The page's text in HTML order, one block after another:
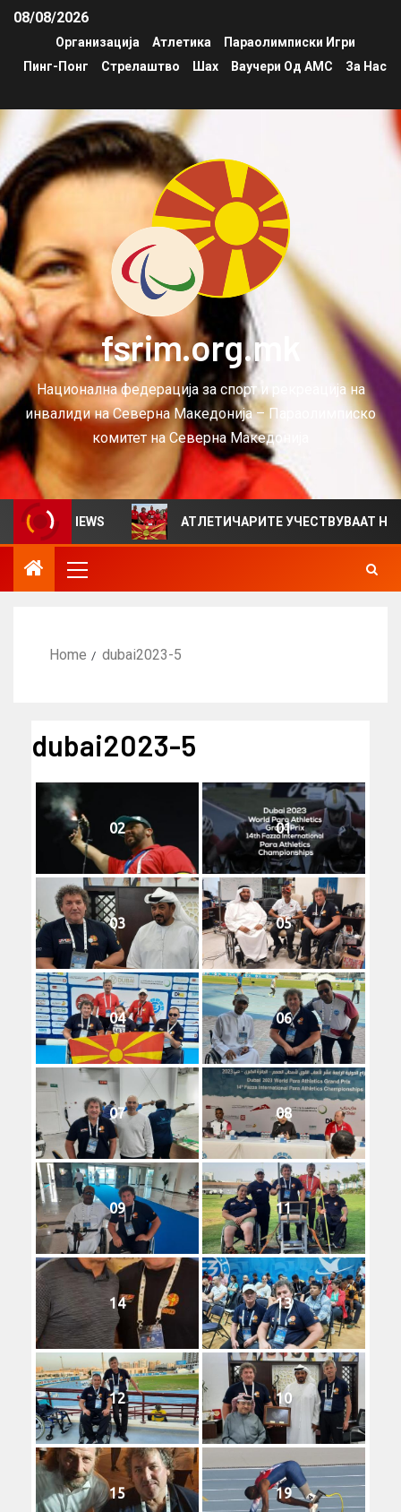
08/08/2026
Организација Атлетика
Параолимписки Игри
Пинг-Понг
Стрелаштво Шах Ваучери Од АМС За Нас
fsrim.org.mk
Национална федерација за спорт и рекреација на
инвалиди на Северна Македонија – Параолимписко
комитет на Северна Македонија
VIEWS АТЛЕТИЧАРИТЕ УЧЕСТВУВААТ НА
Home dubai2023-5
dubai2023-5
02 01
03 05
04 06
07 08
09 11
14 13
12 10
15 19